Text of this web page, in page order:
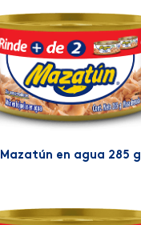
Mazatún en agua 285 g